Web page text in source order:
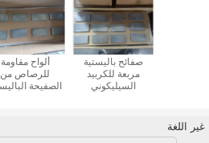
ألواح مقاومة
للرصاص من
الصفيحة
صفائح باليستية
مربعة للكربيد
السيليكوني
للمياه
غير اللغة